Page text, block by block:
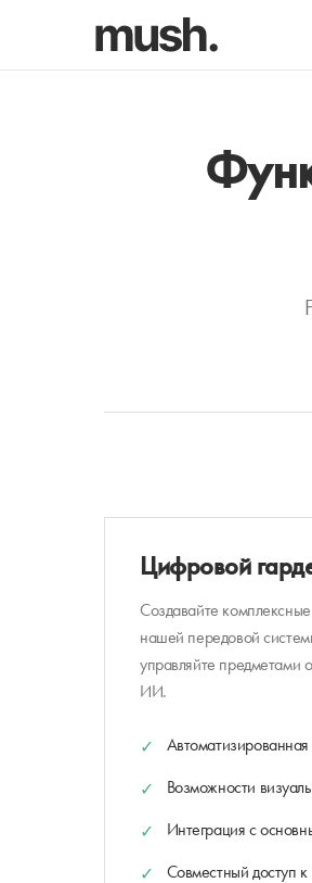
Цифровой
Создавайте
нашей передовой
управляйте предметами
ИИ.
Возможности
Интеграция с
Совместный доступ к